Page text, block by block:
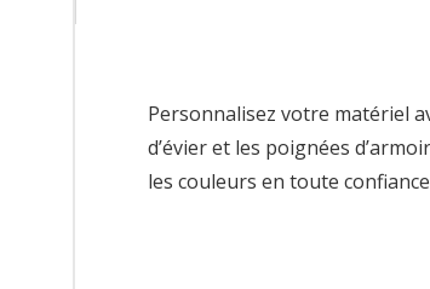
Personnalisez votre matériel
d’évier et les poignées
les couleurs en toute